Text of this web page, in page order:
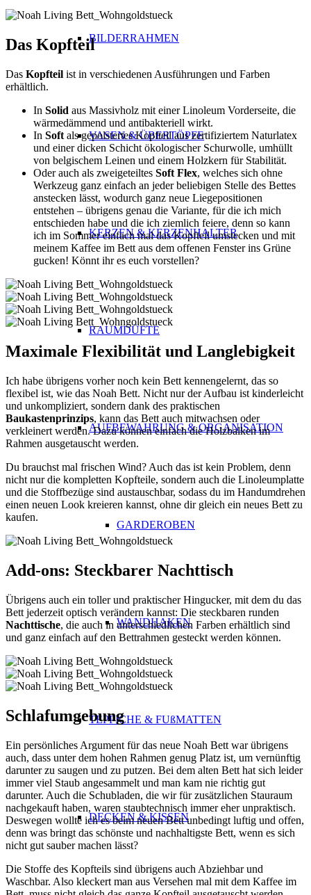
BILDERRAHMEN
VASEN & ÜBERTÖPFE
KERZEN & KERZENHALTER
RAUMDÜFTE
AUFBEWAHRUNG & ORGANISATION
GARDEROBEN
WANDHAKEN
TEPPICHE & FUßMATTEN
DECKEN & KISSEN
Das Kopfteil
Das Kopfteil ist in verschiedenen Ausführungen und Farben
erhältlich.
In Solid aus Massivholz mit einer Linoleum Vorderseite, die
wärmedämmend und antibakteriell wirkt.
In Soft als gepolstertes Kopfteil aus zertifiziertem Naturlatex
und einer dicken Schicht ökologischer Schurwolle, umhüllt
von belgischem Leinen und einem Holzkern für Stabilität.
Oder auch als zweigeteiltes Soft Flex, welches sich ohne
Werkzeug ganz einfach an jeder beliebigen Stelle des Bettes
anstecken lässt, wodurch ganz neue Liegepositionen
entstehen – übrigens genau die Variante, für die ich mich
entschieden habe und die ich ziemlich feiere, denn so kann
ich im Sommer einfach mal das Kopfteil umstecken und mit
meinem Kaffee im Bett aus dem offenen Fenster ins Grüne
gucken! Könnt ihr es euch vorstellen?
Maximale Flexibilität und Langlebigkeit
Ich habe übrigens vorher noch kein Bett kennengelernt, das so
flexibel ist, wie das Noah Bett. Nicht nur der Aufbau ist kinderleicht
und unkompliziert, sondern dank des praktischen
Baukastenprinzips, kann das Bett auch mitwachsen oder
verkleinert werden. Dazu können einfach die Holzbalken im
Rahmen ausgetauscht werden.
Du brauchst mal frischen Wind? Auch das ist kein Problem, denn
nicht nur die kompletten Kopfteile, sondern auch die Linoleumplatte
und die Stoffbezüge sind austauschbar, sodass du im Handumdrehen
einen neuen Look kreieren kannst, ohne dir gleich ein neues Bett zu
kaufen.
Add-ons: Steckbarer Nachttisch
Übrigens auch ein toller und praktischer Hingucker, mit dem du das
Bett jederzeit optisch verändern kannst: Die steckbaren runden
Nachttische, die auch in unterschiedlichen Farben erhältlich sind
und ganz einfach auf den Bettrahmen gesteckt werden können.
Schlafumgebung
Ein persönliches Argument für das neue Noah Bett war übrigens
auch, dass unter dem hohen Rahmen genug Platz ist, um vernünftig
darunter zu saugen und zu putzen. Bei dem alten Bett hat sich leider
immer viel Staub angesammelt und man kam nie richtig gut
darunter. Auch die Schubladen, die wir für zusätzlichen Stauraum
nachgekauft haben, waren staubtechnisch immer eher unpraktisch.
Deswegen wollte ich es beim neuen Bett unbedingt luftig und offen,
denn was bringt das schönste und nachhaltigste Bett, wenn es sich
nicht gut sauber machen lässt?
Die Stoffe des Kopfteils sind übrigens auch Abziehbar und
Waschbar. Also kleckert man aus Versehen mal mit dem Kaffee im